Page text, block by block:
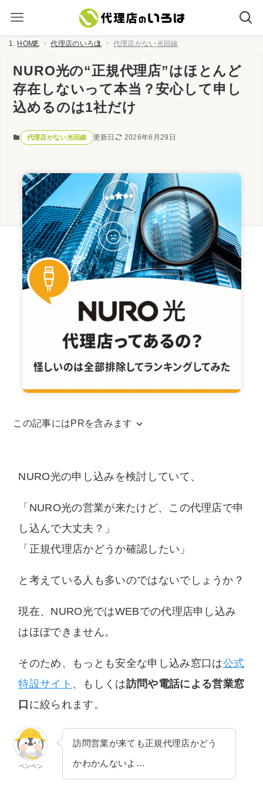
HOME 代理店のいろは 代理店がない光回線
NURO光の“正規代理店”はほとんど
存在しないって本当？安心して申し
込めるのは1社だけ
代理店がない光回線 更新日 2026年6月29日
この記事にはPRを含みます
トを運営するための費用に充てられています。
また、コンテンツの内容やランキング比較結果
だける情報を提供します。
NURO光の申し込みを検討していて、
「NURO光の営業が来たけど、この代理店で申
し込んで大丈夫？」
「正規代理店かどうか確認したい」
と考えている人も多いのではないでしょうか？
現在、NURO光ではWEBでの代理店申し込み
はほぼできません。
そのため、もっとも安全な申し込み窓口は公式
特設サイト 、もしくは訪問や電話による営業窓
口 に絞られます。
ペンペン
訪問営業が来ても正規代理店かどう
かわかんないよ…